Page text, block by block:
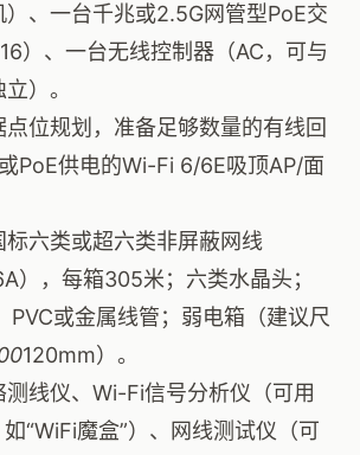
）、一台千兆或2.5G网管型PoE交
）、一台无线控制器（AC，可与
）。
点位规划，准备足够数量的有线回
PoE供电的Wi-Fi 6/6E吸顶AP/面
标六类或超六类非屏蔽网线
），每箱305米；六类水晶头；
PVC或金属线管；弱电箱（建议尺
120mm）。
测线仪、Wi-Fi信号分析仪（可用
“WiFi魔盒”）、网线测试仪（可